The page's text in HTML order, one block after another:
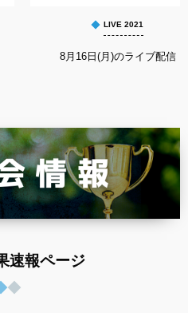
LIVE 2021
8月16日(月)のライブ配信
速報ページ